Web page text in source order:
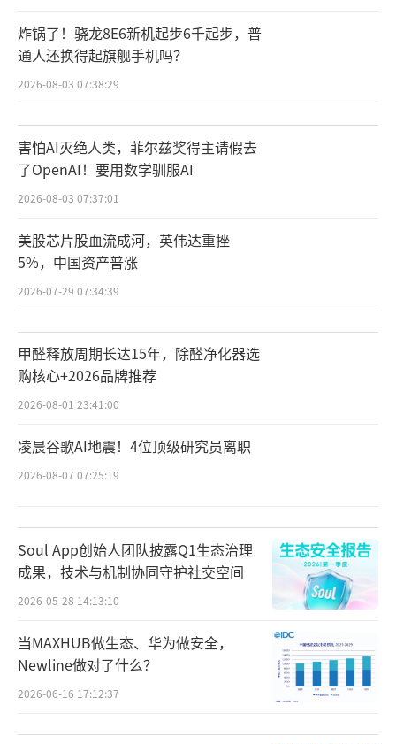
炸锅了！骁龙8E6新机起步6千起步，普
通人还换得起旗舰手机吗？
2026-08-03 07:38:29
害怕AI灭绝人类，菲尔兹奖得主请假去
了OpenAI！要用数学驯服AI
2026-08-03 07:37:01
美股芯片股血流成河，英伟达重挫
5%，中国资产普涨
2026-07-29 07:34:39
甲醛释放周期长达15年，除醛净化器选
购核心+2026品牌推荐
2026-08-01 23:41:00
凌晨谷歌AI地震！4位顶级研究员离职
2026-08-07 07:25:19
Soul App创始人团队披露Q1生态治理
成果，技术与机制协同守护社交空间
2026-05-28 14:13:10
当MAXHUB做生态、华为做安全，
Newline做对了什么？
2026-06-16 17:12:37